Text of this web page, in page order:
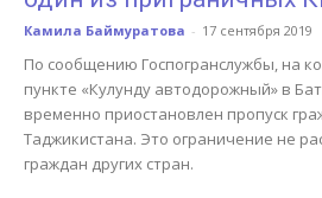
Камила Баймуратова - 17 сентября 2019
По сообщению Госпогранслужбы, на
пункте «Кулунду автодорожный» в
временно приостановлен пропуск
Таджикистана. Это ограничение не
граждан других стран.